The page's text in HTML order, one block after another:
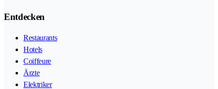
Entdecken
Restaurants
Hotels
Coiffeure
Ärzte
Elektriker